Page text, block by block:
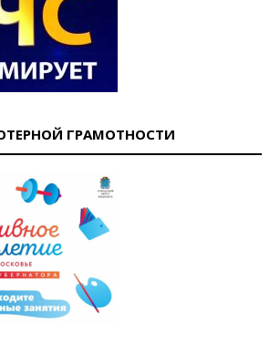
ГРАМОТНОСТИ